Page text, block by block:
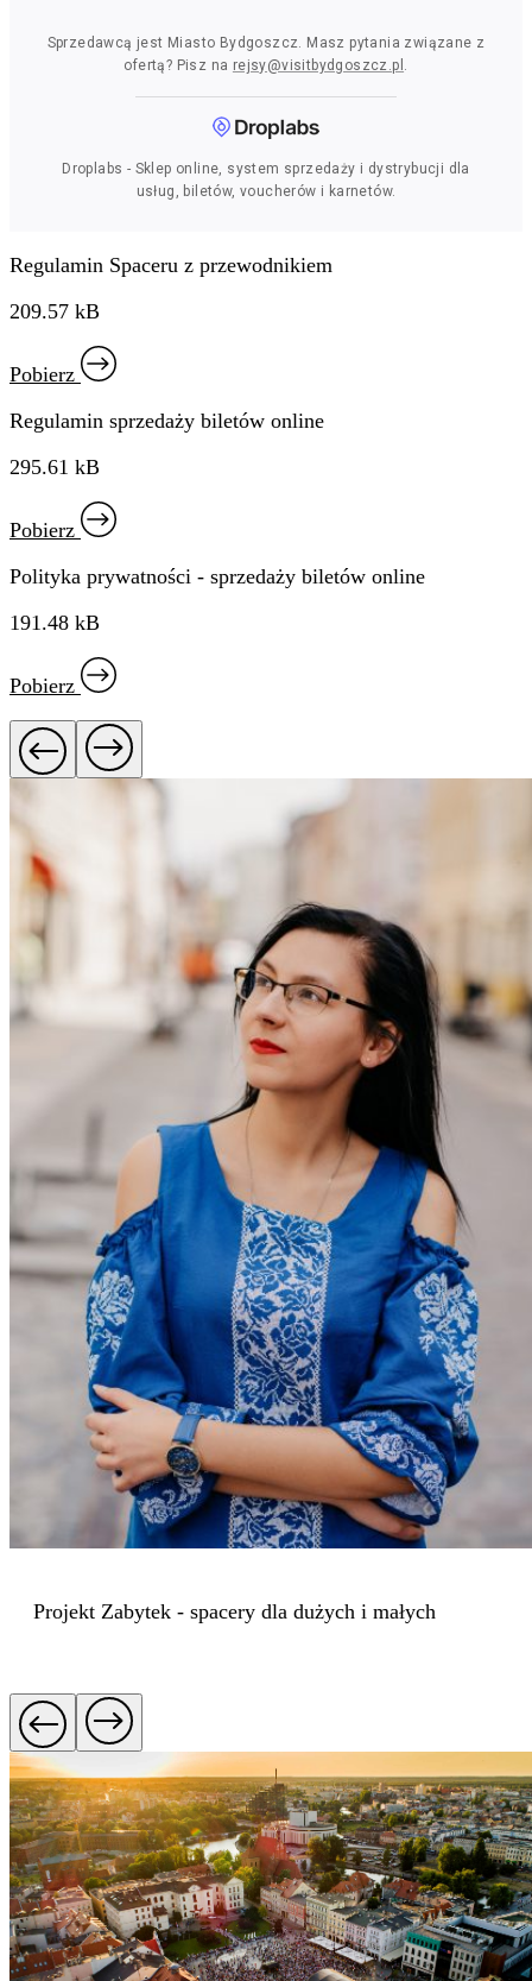
Regulamin Spaceru z przewodnikiem
209.57 kB
Pobierz
Regulamin sprzedaży biletów online
295.61 kB
Pobierz
Polityka prywatności - sprzedaży biletów online
191.48 kB
Pobierz
Projekt Zabytek - spacery dla dużych i małych